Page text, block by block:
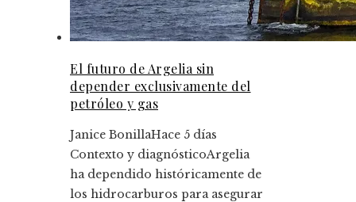
El futuro de Argelia sin
depender exclusivamente del
petróleo y gas
Janice BonillaHace 5 días
Contexto y diagnósticoArgelia
ha dependido históricamente de
los hidrocarburos para asegurar